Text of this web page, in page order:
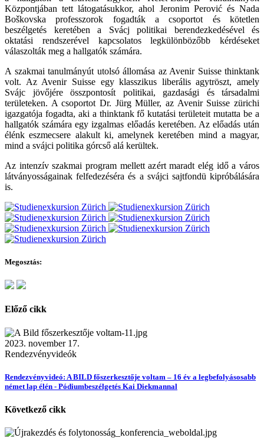
Központjában tett látogatásukkor, ahol Jeronim Perović és Nada
Boškovska professzorok fogadták a csoportot és kötetlen
beszélgetés keretében a Svácj politikai berendezkedésével és
oktatási rendszerével kapcsolatos legkülönbözőbb kérdéseket
válaszolták meg a hallgatók számára.
A szakmai tanulmányút utolsó állomása az Avenir Suisse thinktank
volt. Az Avenir Suisse egy klasszikus liberális agytröszt, amely
Svájc jövőjére összpontosít politikai, gazdasági és társadalmi
területeken. A csoportot Dr. Jürg Müller, az Avenir Suisse zürichi
igazgatója fogadta, aki a thinktank fő kutatási területeit mutatta be a
hallgatók számára egy izgalmas előadás keretében. Az előadás után
élénk eszmecsere alakult ki, amelynek keretében mind a magyar,
mind a svájci politika górcső alá kerültek.
Az intenzív szakmai program mellett azért maradt elég idő a város
látványosságainak felfedezéséra és a svájci sajtfondü kipróbálására
is.
Megosztás:
Előző cikk
2023. november 17.
Rendezvényvideók
Rendezvényvideó: A BILD főszerkesztője voltam – 16 év a legbefolyásosabb
német lap élén - Pódiumbeszélgetés Kai Diekmannal
Következő cikk